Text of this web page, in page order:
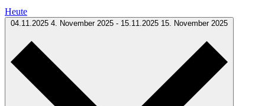
Heute
04.11.2025 4. November 2025 - 15.11.2025 15. November 2025